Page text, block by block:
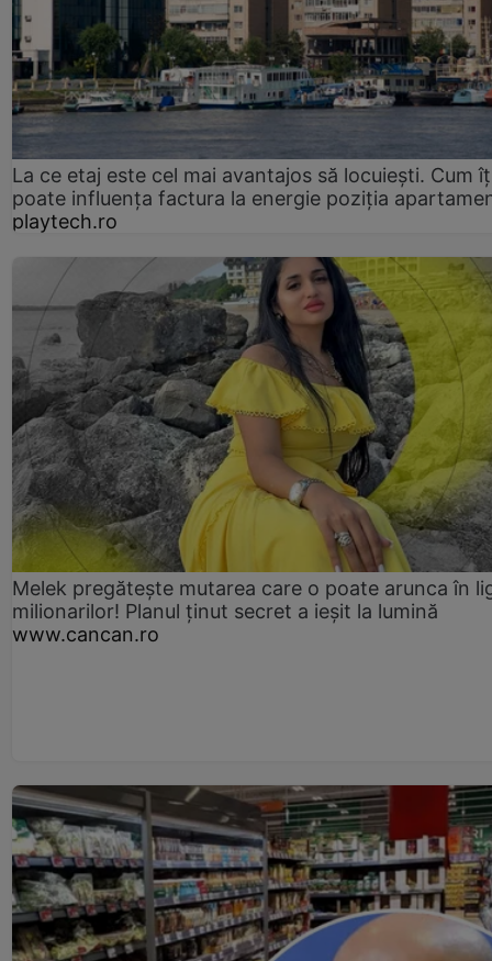
La ce etaj este cel mai avantajos să locuiești. Cum
poate influența factura la energie poziția
playtech.ro
Melek pregătește mutarea care o poate arunca în
milionarilor! Planul ținut secret a ieșit la lumină
www.cancan.ro